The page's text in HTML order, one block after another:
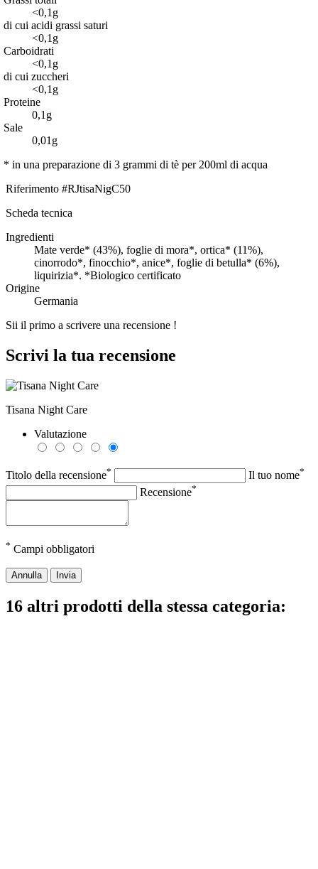
<0,1g
di cui acidi grassi saturi
<0,1g
Carboidrati
<0,1g
di cui zuccheri
<0,1g
Proteine
0,1g
Sale
0,01g
* in una preparazione di 3 grammi di tè per 200ml di acqua
Riferimento #RJtisaNigC50
Scheda tecnica
Ingredienti
Mate verde* (43%), foglie di mora*, ortica* (11%),
cinorrodo*, finocchio*, anice*, foglie di betulla* (6%),
liquirizia*. *Biologico certificato
Origine
Germania
Sii il primo a scrivere una recensione !
Scrivi la tua recensione
Tisana Night Care
Valutazione
Titolo della recensione* Il tuo nome*
Recensione*
* Campi obbligatori
Annulla Invia
16 altri prodotti della stessa categoria: